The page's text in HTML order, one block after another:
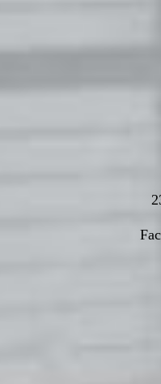
Jointing